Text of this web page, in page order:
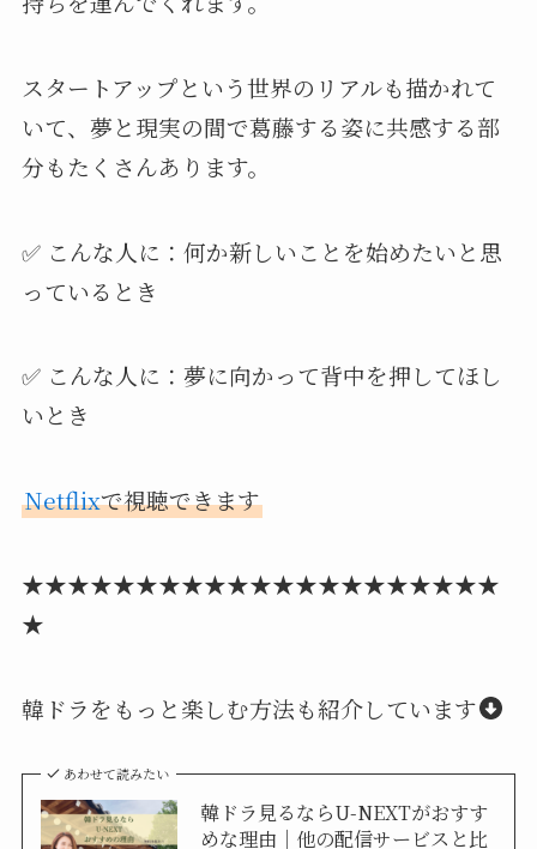
スタートアップという世界のリアルも描かれて
いて、夢と現実の間で葛藤する姿に共感する部
分もたくさんあります。
✅ こんな人に：何か新しいことを始めたいと思
っているとき
✅ こんな人に：夢に向かって背中を押してほし
いとき
Netflixで視聴できます
★★★★★★★★★★★★★★★★★★★★★
★
韓ドラをもっと楽しむ方法も紹介しています
あわせて読みたい
韓ドラ見るならU-NEXTがおすす
めな理由｜他の配信サービスと比